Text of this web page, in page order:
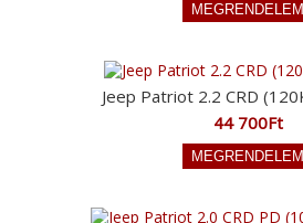
Jeep Patriot 2.2 CRD
44 700Ft